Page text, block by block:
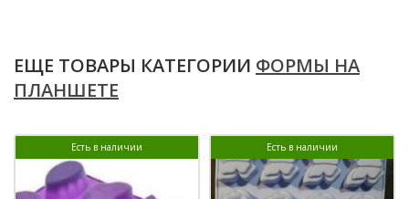
ЕЩЕ ТОВАРЫ КАТЕГОРИИ ФОРМЫ НА
ПЛАНШЕТЕ
Есть в наличии Есть в наличии